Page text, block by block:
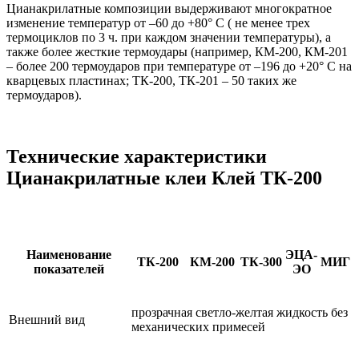
Цианакрилатные композиции выдерживают многократное
изменение температур от –60 до +80° C ( не менее трех
термоциклов по 3 ч. при каждом значении температуры), а
также более жесткие термоудары (например, КМ-200, КМ-201
– более 200 термоударов при температуре от –196 до +20° C на
кварцевых пластинах; ТК-200, ТК-201 – 50 таких же
термоударов).
Технические характеристики
Цианакрилатные клеи Клей ТК-200
Наименование
показателей
ТК-200 КМ-200 ТК-300
ЭЦА-
ЭО
МИГ
Внешний вид
прозрачная светло-желтая жидкость без
механических примесей